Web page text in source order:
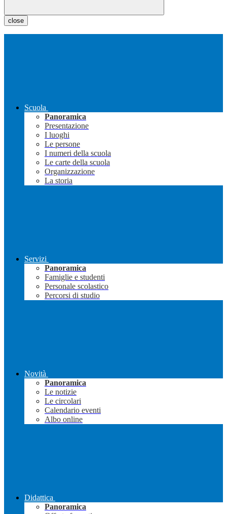
close
Scuola
Panoramica
Presentazione
I luoghi
Le persone
I numeri della scuola
Le carte della scuola
Organizzazione
La storia
Servizi
Panoramica
Famiglie e studenti
Personale scolastico
Percorsi di studio
Novità
Panoramica
Le notizie
Le circolari
Calendario eventi
Albo online
Didattica
Panoramica